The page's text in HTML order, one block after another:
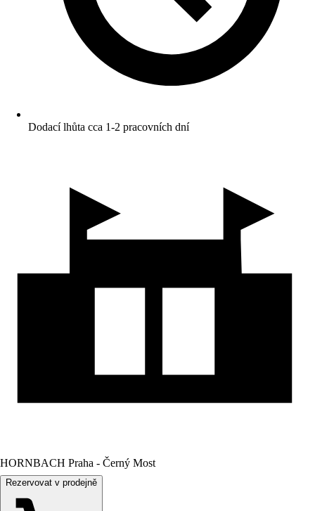
Dodací lhůta cca 1-2 pracovních dní
HORNBACH Praha - Černý Most
Rezervovat v prodejně